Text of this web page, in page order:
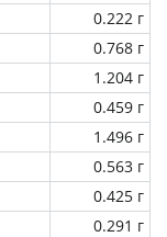
0.222 г
0.768 г
1.204 г
0.459 г
1.496 г
0.563 г
0.425 г
0.291 г